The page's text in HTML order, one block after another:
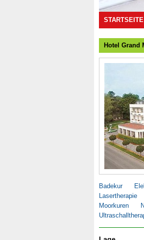
STARTSEITE
Hotel Grand
Badekur
Lasertherapie
Moorkuren